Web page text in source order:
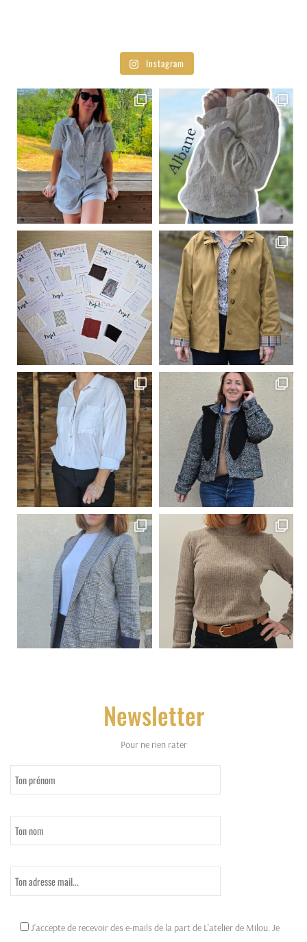
Instagram
Newsletter
Pour ne rien rater
J'accepte de recevoir des e-mails de la part de L'atelier de Milou. Je